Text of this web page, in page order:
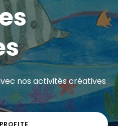
nos activités créatives